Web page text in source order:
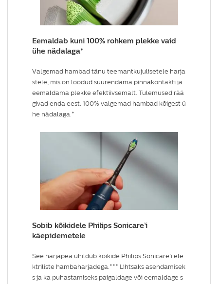
Eemaldab kuni 100% rohkem plekke vaid
ühe nädalaga*
Valgemad hambad tänu teemantkujulisetele harja
stele, mis on loodud suurendama pinnakontakti ja
eemaldama plekke efektiivsemalt. Tulemused rää
givad enda eest: 100% valgemad hambad kõigest ü
he nädalaga.*
Sobib kõikidele Philips Sonicare’i
käepidemetele
See harjapea ühildub kõikide Philips Sonicare’i ele
ktriliste hambaharjadega.*** Lihtsaks asendamisek
s ja ka puhastamiseks paigaldage või eemaldage s